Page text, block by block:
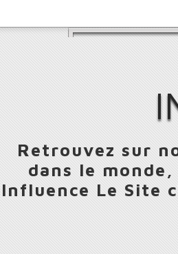
Retrouvez sur
dans le
Influence Le Site